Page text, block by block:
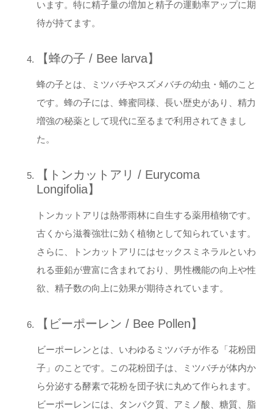
います。特に精子量の増加と精子の運動率アップに期
待が持てます。
【蜂の子 / Bee larva】
蜂の子とは、ミツバチやスズメバチの幼虫・蛹のこと
です。蜂の子には、蜂蜜同様、長い歴史があり、精力
増強の秘薬として現代に至るまで利用されてきまし
た。
【トンカットアリ / Eurycoma
Longifolia】
トンカットアリは熱帯雨林に自生する薬用植物です。
古くから滋養強壮に効く植物として知られています。
さらに、トンカットアリにはセックスミネラルといわ
れる亜鉛が豊富に含まれており、男性機能の向上や性
欲、精子数の向上に効果が期待されています。
【ビーポーレン / Bee Pollen】
ビーポーレンとは、いわゆるミツバチが作る「花粉団
子」のことです。この花粉団子は、ミツバチが体内か
ら分泌する酵素で花粉を団子状に丸めて作られます。
ビーポーレンには、タンパク質、アミノ酸、糖質、脂